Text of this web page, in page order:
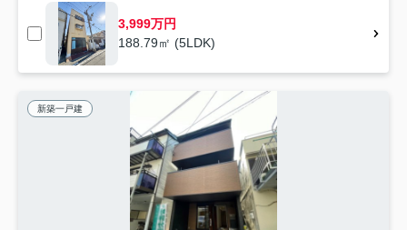
3,999万円
188.79㎡ (5LDK)
新築一戸建